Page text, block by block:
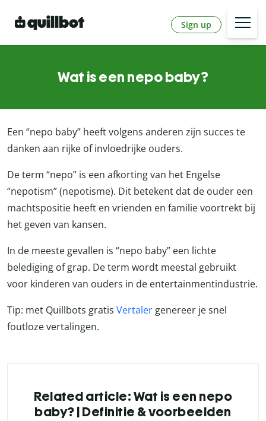
Sign up
Wat is een nepo baby?
Een “nepo baby” heeft volgens anderen zijn succes te
danken aan rijke of invloedrijke ouders.
De term “nepo” is een afkorting van het Engelse
“nepotism” (nepotisme). Dit betekent dat de ouder een
machtspositie heeft en vrienden en familie voortrekt bij
het geven van kansen.
In de meeste gevallen is “nepo baby” een lichte
belediging of grap. De term wordt meestal gebruikt
voor kinderen van ouders in de entertainmentindustrie.
Tip: met Quillbots gratis Vertaler genereer je snel
foutloze vertalingen.
Related article: Wat is een nepo
baby? | Definitie & voorbeelden